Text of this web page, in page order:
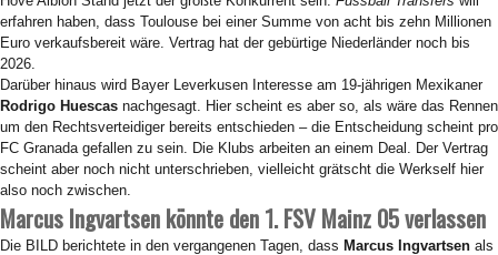
erfahren haben, dass Toulouse bei einer Summe von acht bis zehn Millionen
Euro verkaufsbereit wäre. Vertrag hat der gebürtige Niederländer noch bis
2026.
Darüber hinaus wird Bayer Leverkusen Interesse am 19-jährigen Mexikaner
Rodrigo Huescas nachgesagt. Hier scheint es aber so, als wäre das Rennen
um den Rechtsverteidiger bereits entschieden – die Entscheidung scheint pro
FC Granada gefallen zu sein. Die Klubs arbeiten an einem Deal. Der Vertrag
scheint aber noch nicht unterschrieben, vielleicht grätscht die Werkself hier
also noch zwischen.
Marcus Ingvartsen könnte den 1. FSV Mainz 05 verlassen
Die BILD berichtete in den vergangenen Tagen, dass Marcus Ingvartsen als